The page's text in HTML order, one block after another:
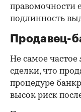
правомочности
подлинность
Продавец-
Не самое частое
сделки, что
процедуре
высок риск